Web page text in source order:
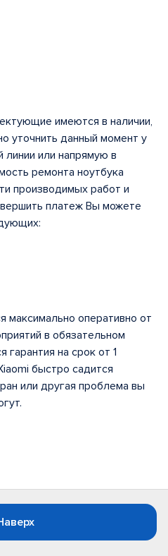
имеются в наличии,
уточнить данный момент у
линии или напрямую в
ремонта ноутбука
производимых работ и
платеж Вы можете
максимально оперативно от
в обязательном
на срок от 1
быстро садится
или другая проблема вы